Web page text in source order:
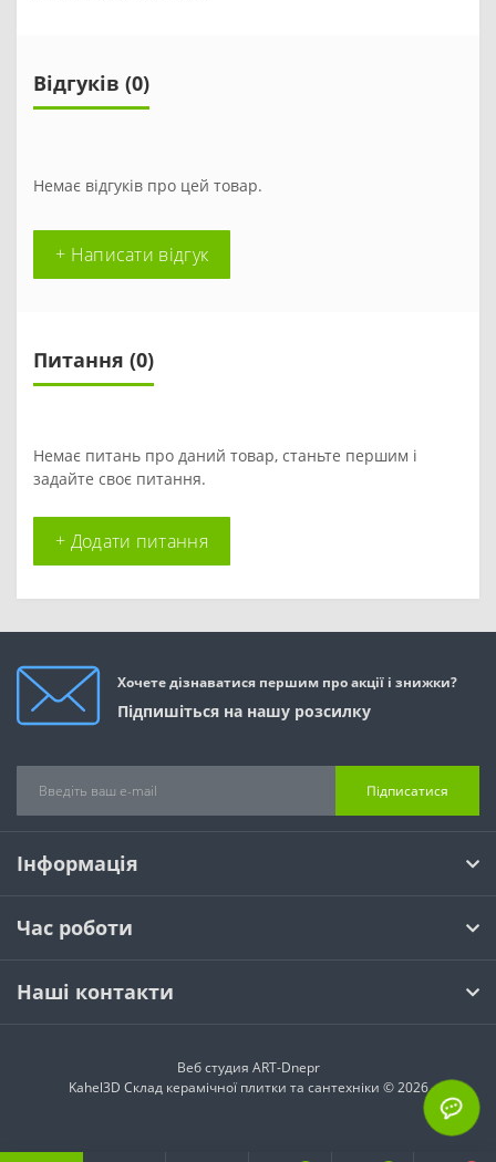
Відгуків (0)
Немає відгуків про цей товар.
+ Написати відгук
Питання (0)
Немає питань про даний товар, станьте першим і
задайте своє питання.
+ Додати питання
Хочете дізнаватися першим про акції і знижки?
Підпишіться на нашу розсилку
Підписатися
Інформація
Час роботи
Наші контакти
Веб студия ART-Dnepr
Kahel3D Склад керамічної плитки та сантехніки © 2026